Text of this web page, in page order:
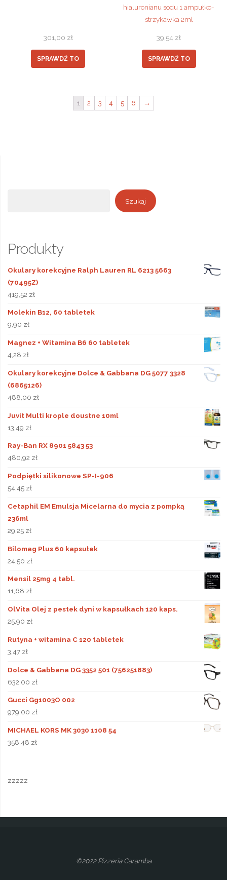
301,00 zł
SPRAWDŹ TO
hialuronianu sodu 1 ampułko-
strzykawka 2ml
39,54 zł
SPRAWDŹ TO
1 2 3 4 5 6 →
Szukaj
Produkty
Okulary korekcyjne Ralph Lauren RL 6213 5663
(70495Z)
419,52 zł
Molekin B12, 60 tabletek
9,90 zł
Magnez + Witamina B6 60 tabletek
4,28 zł
Okulary korekcyjne Dolce & Gabbana DG 5077 3328
(6865126)
488,00 zł
Juvit Multi krople doustne 10ml
13,49 zł
Ray-Ban RX 8901 5843 53
480,92 zł
Podpiętki silikonowe SP-I-906
54,45 zł
Cetaphil EM Emulsja Micelarna do mycia z pompką
236ml
29,25 zł
Bilomag Plus 60 kapsułek
24,50 zł
Mensil 25mg 4 tabl.
11,68 zł
OlVita Olej z pestek dyni w kapsułkach 120 kaps.
25,90 zł
Rutyna + witamina C 120 tabletek
3,47 zł
Dolce & Gabbana DG 3352 501 (756251883)
632,00 zł
Gucci Gg1003O 002
979,00 zł
MICHAEL KORS MK 3030 1108 54
358,48 zł
zzzzz
©2022 Pizzeria Caramba